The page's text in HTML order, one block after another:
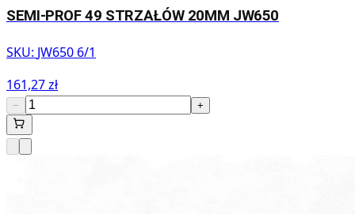
SEMI-PROF 49 STRZAŁÓW 20MM JW650
SKU: JW650 6/1
161,27 zł
− +